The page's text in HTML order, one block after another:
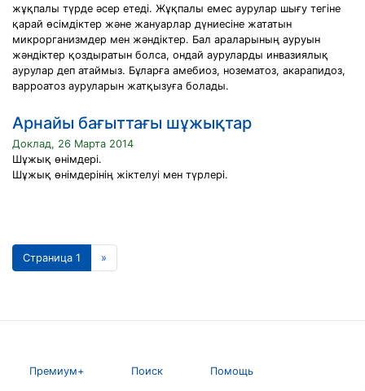
жұқпалы түрде әсер етеді. Жұқпалы емес аурулар шығу тегіне
қарай өсімдіктер және жануарлар дүниесіне жататын
микрорганизмдер мен жәндіктер. Бал араларының ауруын
жәндіктер қоздыратын болса, ондай ауруларды инвазиялық
аурулар деп атаймыз. Бұларға амебиоз, нозематоз, акарапидоз,
варроатоз ауруларын жатқызуға болады.
Арнайы бағыттағы шұжықтар
Доклад, 26 Марта 2014
Шұжық өнімдері.
Шұжық өнімдерінің жіктелуі мен түрлері.
Страница 1 »
Премиум+ Поиск Помощь